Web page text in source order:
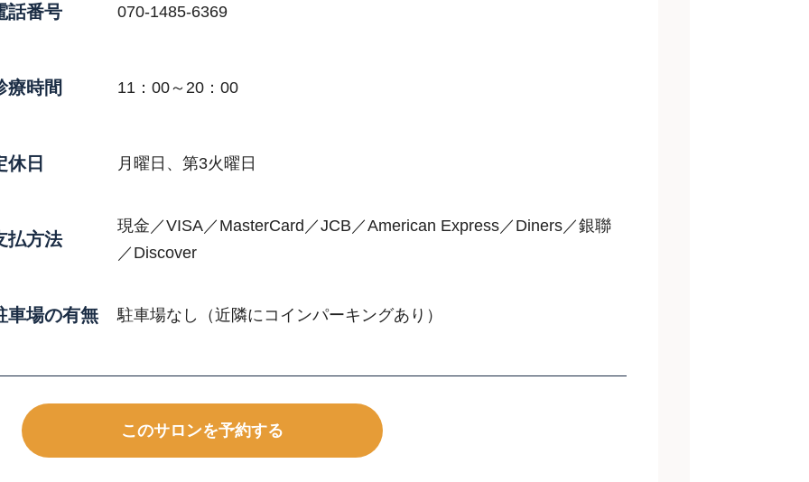
話番号 070-1485-6369
療時間 11：00～20：00
休日 月曜日、第3火曜日
払方法
現金／VISA／MasterCard／JCB／American Express／Diners／銀聯
／Discover
車場の有無 駐車場なし（近隣にコインパーキングあり）
このサロンを予約する